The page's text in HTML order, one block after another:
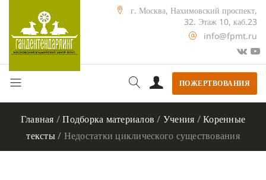
г. Москва, Нахимовский проспект,
32. Этаж 10, каб.23
info@fpmt.ru
ПОЖЕРТВОВАНИЯ
Главная /Подборка материалов / Учения /Коренные
тексты/ Недостатки циклического существования